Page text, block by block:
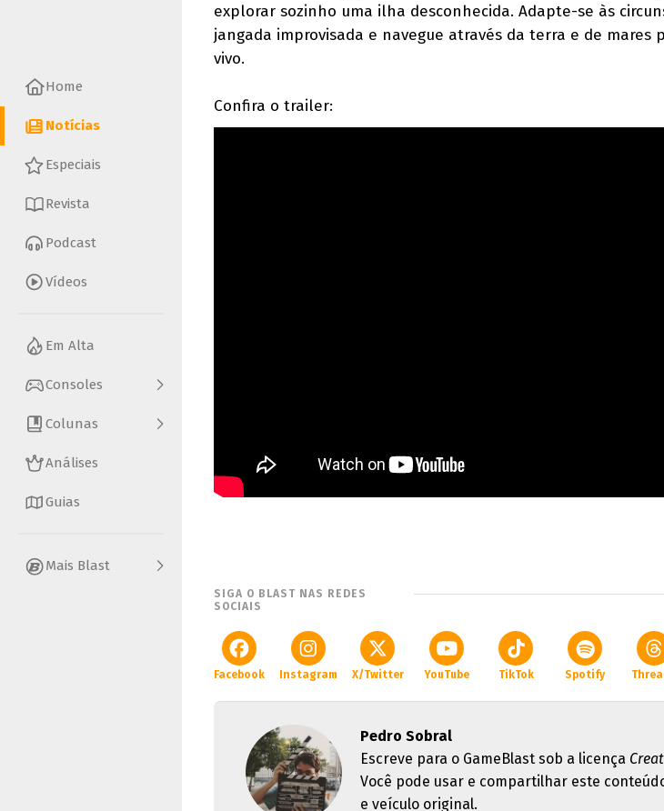
Home
Notícias
Especiais
Revista
Podcast
Vídeos
Em Alta
Consoles
Colunas
Análises
Guias
Mais Blast
explorar sozinho uma ilha desconhecida. Adapte-se às
jangada improvisada e navegue através da terra e de mares
vivo.
Confira o trailer:
SIGA O BLAST NAS REDES
SOCIAIS
Facebook Instagram X/Twitter YouTube TikTok Spotify
Pedro Sobral
Escreve para o GameBlast sob a licença
Você pode usar e compartilhar este
e veículo original.